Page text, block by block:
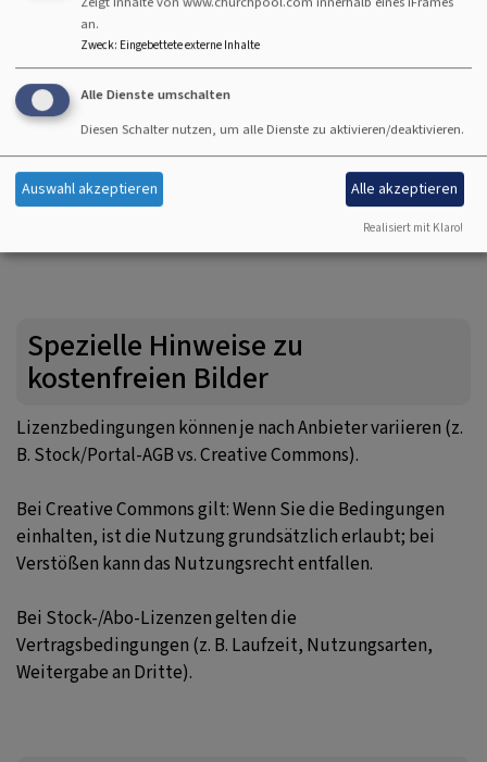
derselben Lizenz weitergegeben werden.
ND (NoDerivatives): Keine Bearbeitungen erlaubt.
Je nach Auslegung können bereits
Zuschnitt/Overlay/Collage problematisch sein.
NC (NonCommercial): Nur nicht-kommerzielle
Nutzung; in der Praxis oft auslegungsanfällig.
Merke: Auch bei CC gilt: Lizenztext lesen und
Spezielle Hinweise zu
kostenfreien Bilder
Lizenzbedingungen können je nach Anbieter variieren (z.
B. Stock/Portal-AGB vs. Creative Commons).
Bei Creative Commons gilt: Wenn Sie die Bedingungen
einhalten, ist die Nutzung grundsätzlich erlaubt; bei
Verstößen kann das Nutzungsrecht entfallen.
Bei Stock-/Abo-Lizenzen gelten die
Vertragsbedingungen (z. B. Laufzeit, Nutzungsarten,
Weitergabe an Dritte).
an.
Zweck: Eingebettete externe Inhalte
Alle Dienste umschalten
Diesen Schalter nutzen, um alle Dienste zu aktivieren/deaktivieren.
Auswahl akzeptieren Alle akzeptieren
Realisiert mit Klaro!